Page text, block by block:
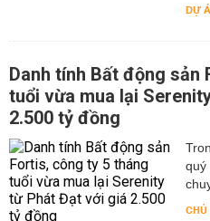
DỰ
Danh tính Bất động
tuổi vừa mua lại
2.500 tỷ đồng
quý